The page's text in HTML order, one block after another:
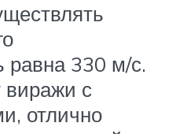
равна 330 м/с.
с
отлично